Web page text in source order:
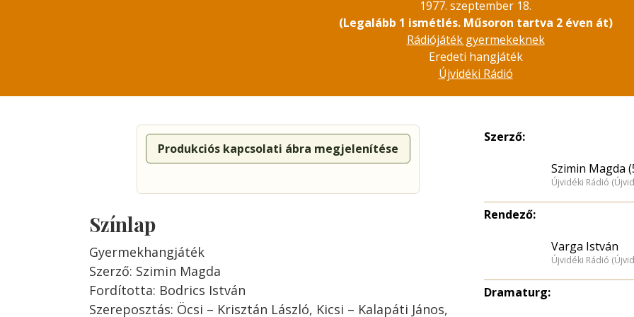
1977. szeptember 18.
(Legalább 1 ismétlés. Műsoron tartva 2 éven át)
Rádiójáték gyermekeknek
Eredeti hangjáték
Újvidéki Rádió
Produkciós kapcsolati ábra megjelenítése
Színlap
Gyermekhangjáték
Szerző: Szimin Magda
Fordította: Bodrics István
Szereposztás: Öcsi – Krisztán László, Kicsi – Kalapáti János,
Szerző:
Szimin Magda
Újvidéki Rádió
Rendező:
Varga István
Újvidéki Rádió
Dramaturg: